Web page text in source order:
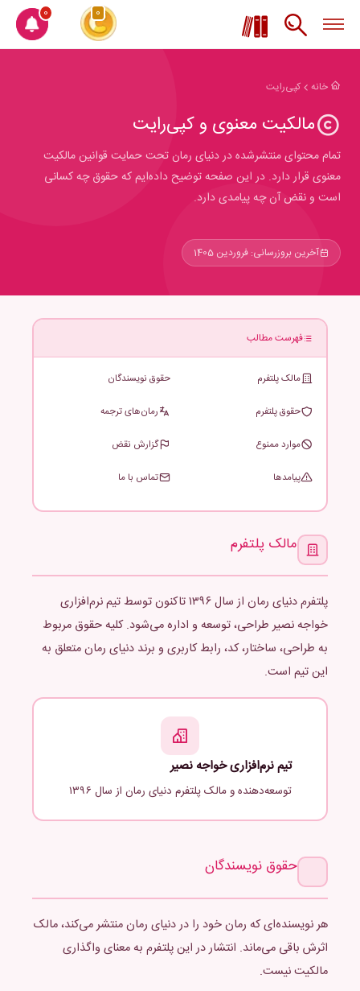
0 0
خانه کپی‌رایت
مالکیت معنوی و کپی‌رایت
تمام محتوای منتشرشده در دنیای رمان تحت حمایت قوانین مالکیت
معنوی قرار دارد. در این صفحه توضیح داده‌ایم که حقوق چه کسانی
است و نقض آن چه پیامدی دارد.
آخرین بروزرسانی: فروردین 1405
فهرست مطالب
مالک پلتفرم حقوق نویسندگان
حقوق پلتفرم رمان‌های ترجمه
موارد ممنوع گزارش نقض
پیامدها تماس با ما
مالک پلتفرم
پلتفرم دنیای رمان از سال ۱۳۹۶ تاکنون توسط تیم نرم‌افزاری
خواجه نصیر طراحی، توسعه و اداره می‌شود. کلیه حقوق مربوط
به طراحی، ساختار، کد، رابط کاربری و برند دنیای رمان متعلق به
این تیم است.
تیم نرم‌افزاری خواجه نصیر
توسعه‌دهنده و مالک پلتفرم دنیای رمان از سال ۱۳۹۶
حقوق نویسندگان
هر نویسنده‌ای که رمان خود را در دنیای رمان منتشر می‌کند، مالک
اثرش باقی می‌ماند. انتشار در این پلتفرم به معنای واگذاری
مالکیت نیست.